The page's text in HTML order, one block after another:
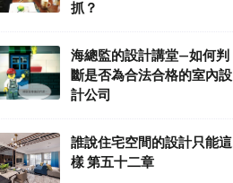
抓？
海總監的設計講堂—如何判
斷是否為合法合格的室內設
計公司
誰說住宅空間的設計只能這
樣 第五十二章